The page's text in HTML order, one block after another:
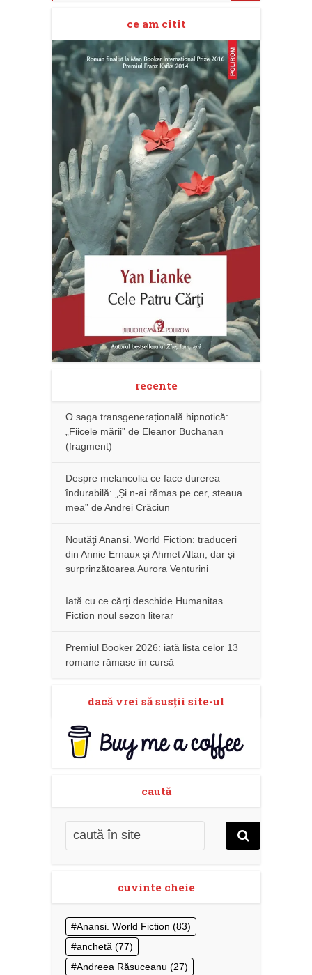
ce am citit
recente
O saga transgenerațională hipnotică:
„Fiicele mării” de Eleanor Buchanan
(fragment)
Despre melancolia ce face durerea
îndurabilă: „Și n-ai rămas pe cer, steaua
mea” de Andrei Crăciun
Noutăţi Anansi. World Fiction: traduceri
din Annie Ernaux și Ahmet Altan, dar şi
surprinzătoarea Aurora Venturini
Iată cu ce cărţi deschide Humanitas
Fiction noul sezon literar
Premiul Booker 2026: iată lista celor 13
romane rămase în cursă
dacă vrei să susţii site-ul
caută
cuvinte cheie
Anansi. World Fiction (83)
anchetă (77)
Andreea Răsuceanu (27)